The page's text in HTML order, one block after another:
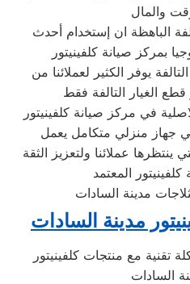
الباهظة ان إستخدام أحدث
بمركز صيانة كلفينيتور
يوفر الكثير لعملائنا من
قطع الغيار التالفة فقط
عملائنا ولتعزيز الثقة
المعتمد
مدينة السادات
مدينة السادات
مع منتجات كلفينيتور